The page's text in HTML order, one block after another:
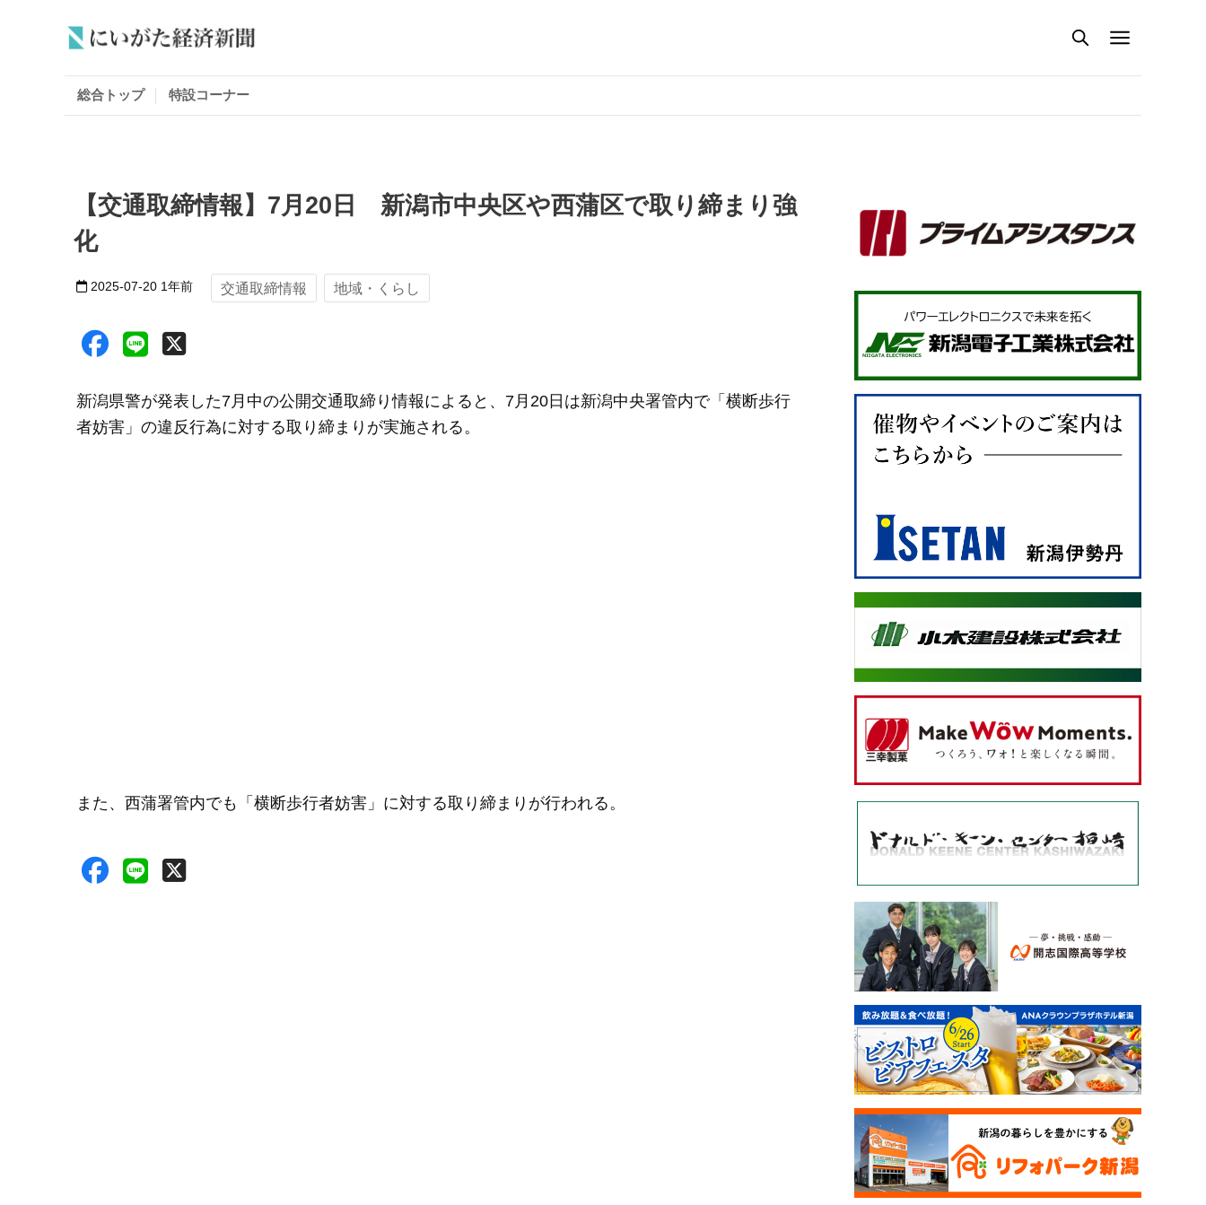
総合トップ 特設コーナー
【交通取締情報】7月20日 新潟市中央区や西蒲区で取り締まり強
化
2025-07-20 1年前 交通取締情報 地域・くらし
新潟県警が発表した7月中の公開交通取締り情報によると、7月20日は新潟中央署管内で「横断歩行
者妨害」の違反行為に対する取り締まりが実施される。
また、西蒲署管内でも「横断歩行者妨害」に対する取り締まりが行われる。